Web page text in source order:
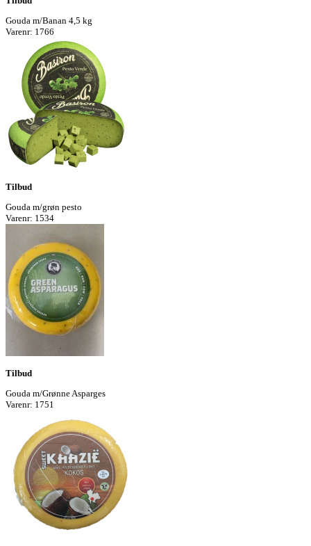
Gouda m/Banan 4,5 kg
Varenr: 1766
Tilbud
Gouda m/grøn pesto
Varenr: 1534
Tilbud
Gouda m/Grønne Asparges
Varenr: 1751